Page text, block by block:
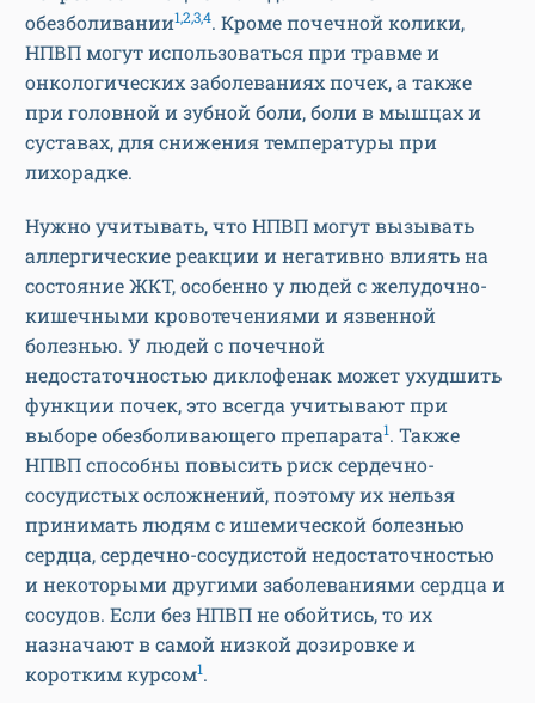
обезболивании1,2,3,4. Кроме почечной колики,
НПВП могут использоваться при травме и
онкологических заболеваниях почек, а также
при головной и зубной боли, боли в мышцах и
суставах, для снижения температуры при
лихорадке.
Нужно учитывать, что НПВП могут вызывать
аллергические реакции и негативно влиять на
состояние ЖКТ, особенно у людей с желудочно-
кишечными кровотечениями и язвенной
болезнью. У людей с почечной
недостаточностью диклофенак может ухудшить
функции почек, это всегда учитывают при
выборе обезболивающего препарата1. Также
НПВП способны повысить риск сердечно-
сосудистых осложнений, поэтому их нельзя
принимать людям с ишемической болезнью
сердца, сердечно-сосудистой недостаточностью
и некоторыми другими заболеваниями сердца и
сосудов. Если без НПВП не обойтись, то их
назначают в самой низкой дозировке и
коротким курсом1.